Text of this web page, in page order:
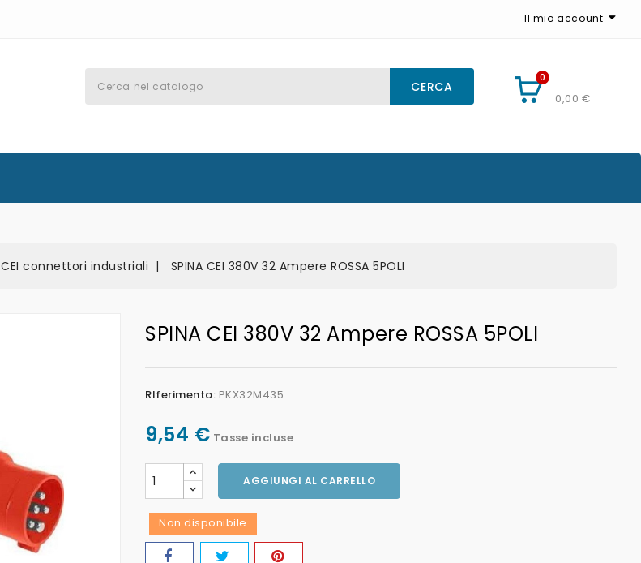
Il mio account
0
0,00 €
CERCA
CEI connettori industriali SPINA CEI 380V 32 Ampere ROSSA 5POLI
SPINA CEI 380V 32 Ampere ROSSA 5POLI
RIferimento: PKX32M435
9,54 € Tasse incluse
AGGIUNGI AL CARRELLO
Non disponibile